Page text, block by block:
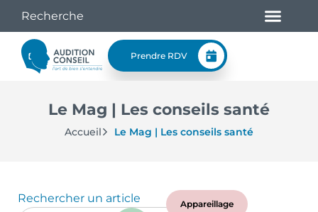
Prendre RDV
Le Mag | Les conseils santé
Accueil Le Mag | Les conseils santé
Rechercher un article Appareillage